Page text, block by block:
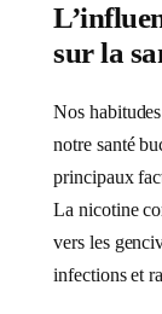
sur la
Nos
notre santé
principaux
La nicotine
vers les
infections et